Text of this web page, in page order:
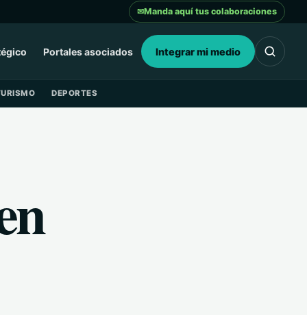
✉Manda aquí tus colaboraciones
Portales asociados Integrar mi medio
DEPORTES